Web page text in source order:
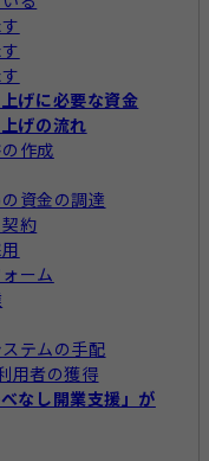
グ
げに必要な資金
げの流れ
作成
資金の調達
約
ーム
テムの手配
用者の獲得
なし開業支援」が